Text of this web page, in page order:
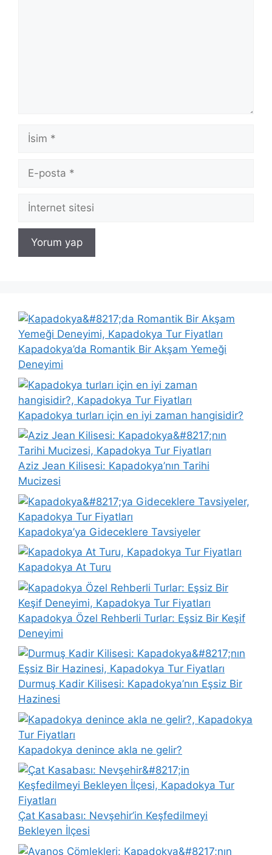
İsim
posta
İnternet
Kapadokya’da Romantik Bir Akşam Yemeği
Deneyimi
Kapadokya turları için en iyi zaman hangisidir?
Aziz Jean Kilisesi: Kapadokya’nın Tarihi
Mucizesi
Kapadokya’ya Gideceklere Tavsiyeler
Kapadokya At Turu
Kapadokya Özel Rehberli Turlar: Eşsiz Bir Keşif
Deneyimi
Durmuş Kadir Kilisesi: Kapadokya’nın Eşsiz Bir
Hazinesi
Kapadokya denince akla ne gelir?
Çat Kasabası: Nevşehir’in Keşfedilmeyi
Bekleyen İlçesi